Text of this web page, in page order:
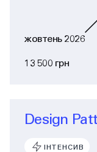
жовтень 2026
13 500 грн
Design
ІНТЕНСИВ